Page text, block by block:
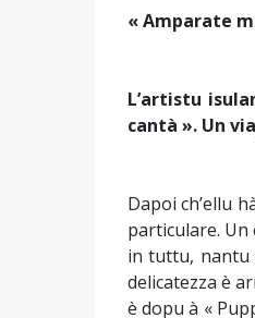
« Amparate
L’artistu
cantà ». Un
Dapoi ch’ellu
particulare. Un
in tuttu, nantu
delicatezza è
è dopu à «